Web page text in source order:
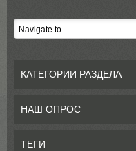
КАТЕГОРИИ РАЗДЕЛА
НАШ ОПРОС
ТЕГИ